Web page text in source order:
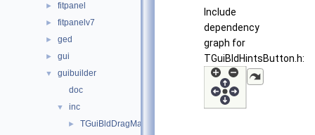
► fitpanel
► fitpanelv7
► ged
► gui
▼
guibuilder
doc
▼ inc
►
TGuiBldDragManager.h
Include
dependency
graph for
TGuiBldHintsButton.h: